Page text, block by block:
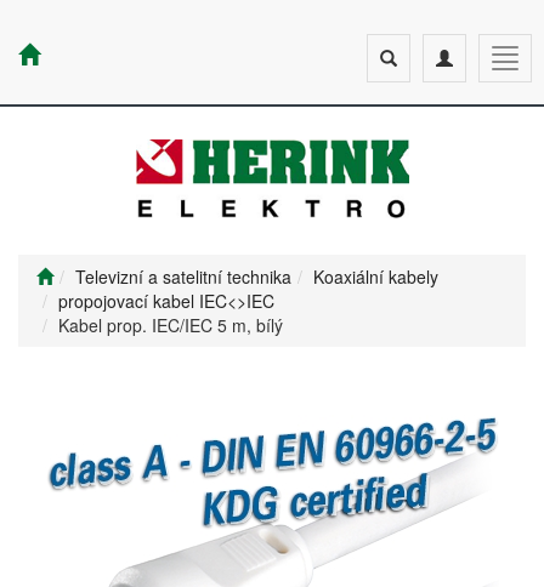
Toggle
navigation
Toggle
search
Televizní a satelitní technika
Koaxiální kabely
propojovací kabel IEC<>IEC
Kabel prop. IEC/IEC 5 m, bílý